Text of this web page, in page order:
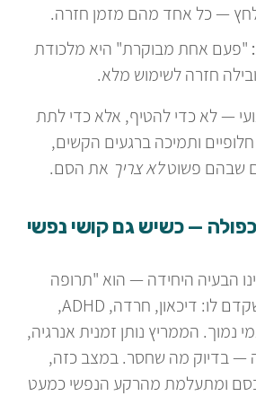
לחץ — כל אחד מהם מזמן חזרה.
"פעם אחת מבוקרת" היא מלכודת
חזרה לשימוש מלא.
— לא כדי להטיף, אלא כדי לתת
ותמיכה ברגעים הקשים,
שבהם פשוטלא צריך את הסם.
— כשיש גם קושי נפשי
הבעיה היחידה — הוא "תרופה
עצמית" לקושי נפשי שקדם לו: דיכאון, חרדה, ADHD,
נמוך. הממריץ נותן זמנית אנרגיה,
— בדיוק מה שחסר. במצב כזה,
ומתעלמת מהרקע הנפשי כמעט